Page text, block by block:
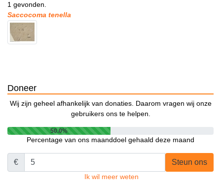
1 gevonden.
Saccocoma tenella
Doneer
Wij zijn geheel afhankelijk van donaties. Daarom vragen wij onze
gebruikers ons te helpen.
50.0%
Percentage van ons maanddoel gehaald deze maand
€ Steun ons
Ik wil meer weten